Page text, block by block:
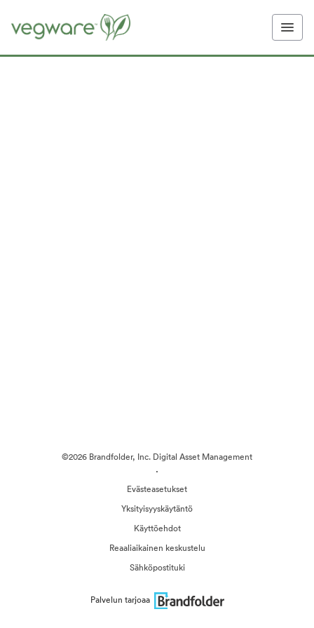
©2026 Brandfolder, Inc. Digital Asset Management
·
Evästeasetukset
Yksityisyyskäytäntö
Käyttöehdot
Reaaliaikainen keskustelu
Sähköpostituki
Palvelun tarjoaa